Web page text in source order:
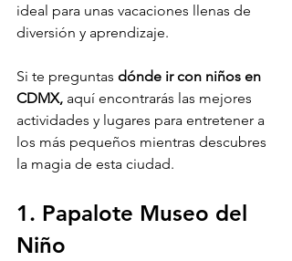
ideal para unas vacaciones llenas de
diversión y aprendizaje.
Si te preguntas dónde ir con niños en
CDMX, aquí encontrarás las mejores
actividades y lugares para entretener a
los más pequeños mientras descubres
la magia de esta ciudad.
1. Papalote Museo del
Niño